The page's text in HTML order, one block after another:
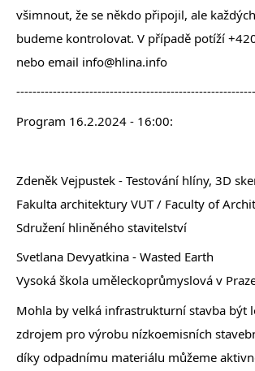
všimnout, že se někdo připojil, ale
budeme kontrolovat. V případě potíží
nebo email info@hlina.info
Program 16.2.2024 - 16:00:
Zdeněk Vejpustek - Testování hlíny, 3D
Fakulta architektury VUT / Faculty of
Sdružení hliněného stavitelství
Svetlana Devyatkina - Wasted Earth
Vysoká škola uměleckoprůmyslová v
Mohla by velká infrastrukturní stavba být
zdrojem pro výrobu nízkoemisních
díky odpadnímu materiálu můžeme